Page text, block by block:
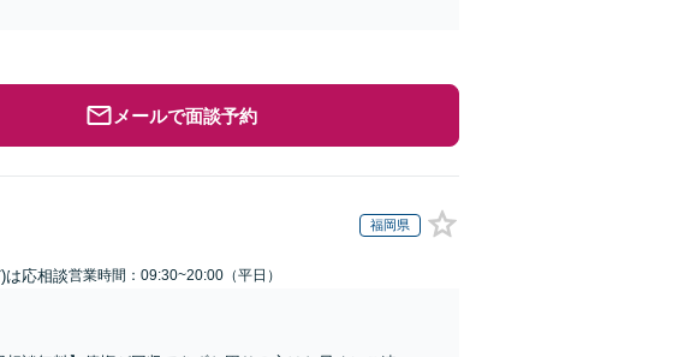
メールで面談予約
福岡県
は応相談営業時間：09:30~20:00（平日）